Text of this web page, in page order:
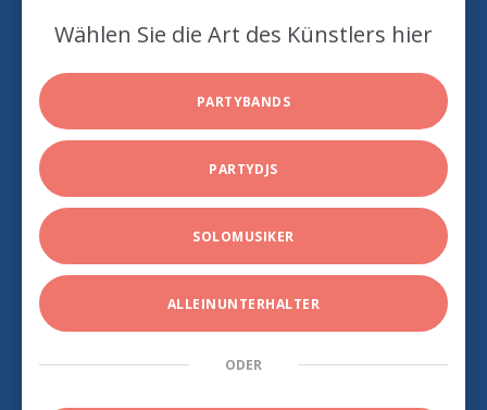
Wählen Sie die Art des Künstlers hier
PARTYBANDS
PARTYDJS
SOLOMUSIKER
ALLEINUNTERHALTER
ODER